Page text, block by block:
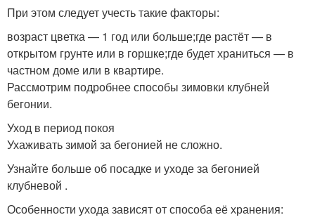
При этом следует учесть такие факторы:
возраст цветка — 1 год или больше;где растёт — в
открытом грунте или в горшке;где будет храниться — в
частном доме или в квартире.
Рассмотрим подробнее способы зимовки клубней
бегонии.
Уход в период покоя
Ухаживать зимой за бегонией не сложно.
Узнайте больше об посадке и уходе за бегонией
клубневой .
Особенности ухода зависят от способа её хранения: